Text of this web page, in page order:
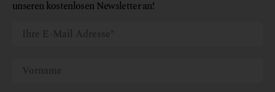
unseren kostenlosen Newsletter an!